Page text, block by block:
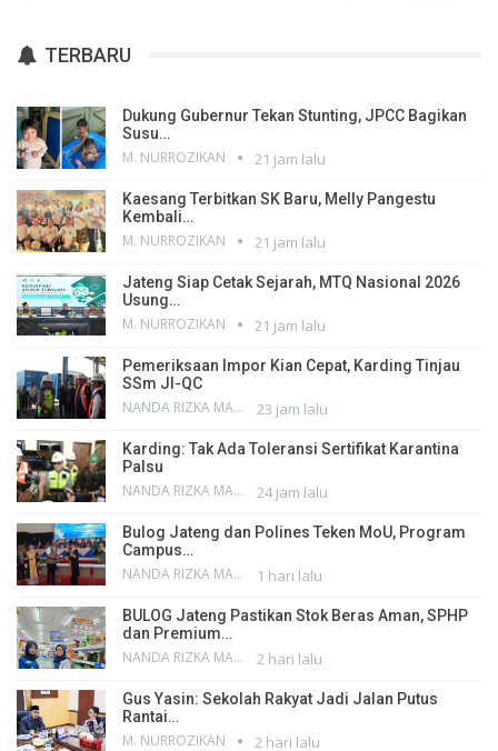
TERBARU
Dukung Gubernur Tekan Stunting, JPCC Bagikan
Susu…
M. NURROZIKAN 21 jam lalu
Kaesang Terbitkan SK Baru, Melly Pangestu
Kembali…
M. NURROZIKAN 21 jam lalu
Jateng Siap Cetak Sejarah, MTQ Nasional 2026
Usung…
M. NURROZIKAN 21 jam lalu
Pemeriksaan Impor Kian Cepat, Karding Tinjau
SSm JI-QC
NANDA RIZKA MAHENDRA 23 jam lalu
Karding: Tak Ada Toleransi Sertifikat Karantina
Palsu
NANDA RIZKA MAHENDRA 24 jam lalu
Bulog Jateng dan Polines Teken MoU, Program
Campus…
NANDA RIZKA MAHENDRA 1 hari lalu
BULOG Jateng Pastikan Stok Beras Aman, SPHP
dan Premium…
NANDA RIZKA MAHENDRA 2 hari lalu
Gus Yasin: Sekolah Rakyat Jadi Jalan Putus
Rantai…
M. NURROZIKAN 2 hari lalu